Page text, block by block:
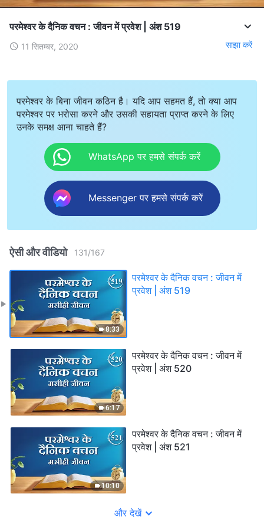
परमेश्वर के दैनिक वचन : जीवन में प्रवेश | अंश 519
11 सितम्बर, 2020 साझा करें
परमेश्वर के बिना जीवन कठिन है। यदि आप सहमत हैं, तो क्या आप
परमेश्वर पर भरोसा करने और उसकी सहायता प्राप्त करने के लिए
उनके समक्ष आना चाहते हैं?
WhatsApp पर हमसे संपर्क करें
Messenger पर हमसे संपर्क करें
ऐसी और वीडियो 131/167
8:33
परमेश्वर के दैनिक वचन : जीवन में
प्रवेश | अंश 519
6:17
परमेश्वर के दैनिक वचन : जीवन में
प्रवेश | अंश 520
10:10
परमेश्वर के दैनिक वचन : जीवन में
प्रवेश | अंश 521
और देखें